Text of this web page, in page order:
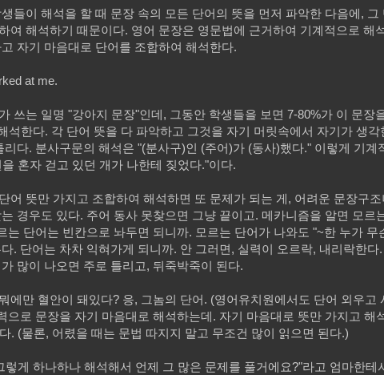
들이 해석을 할 때 문장 속의 모든 단어의 뜻을 먼저 파악한 다음에, 그
여 해석하기 때문이다. 영어 문장은 영문법에 근거하여 기계적으로 해
자기 마음대로 단어를 조합하여 해석한다.
at me.
쓰는 일명 "강아지 문장"인데, 그동안 학생들을 보면 7-80%가 이 문장
석한다. 각 단어 뜻을 다 파악하고 그것을 자기 머릿속에서 자기가 생
다. 분사구문의 해석은 "(분사구)인 (주어)가 (동사)했다." 이렇게 기계
혼자 걷고 있던 개가 나한테 짖었다."이다.
어 뜻만 가지고 조합하여 해석하면 또 문제가 되는 게, 어려운 문장구
경우도 있다. 주어 동사 못찾으면 그냥 끝이고. 메카니즘을 알면 모르
는 단어는 빈칸으로 놔두면 되니까. 모르는 단어가 나와도 "~한 누가 무
. 단어는 차차 익혀가게 되니까. 안 그러면, 실력이 오르락, 내리락한다
많이 나오면 주로 틀리고, 뒤죽박죽이 된다.
에만 혈안이 돼있다? 응, 그놈의 단어. (영어유치원에서도 단어 외우고
으로 문장을 자기 마음대로 해석하는데. 자기 마음대로 뜻만 가지고 해
. (물론, 어렸을 때는 문법 따지지 말고 무조건 많이 읽으면 된다.)
게 하나하나 해석해서 언제 그 많은 문제를 풀거에요?"라고 엄마한테